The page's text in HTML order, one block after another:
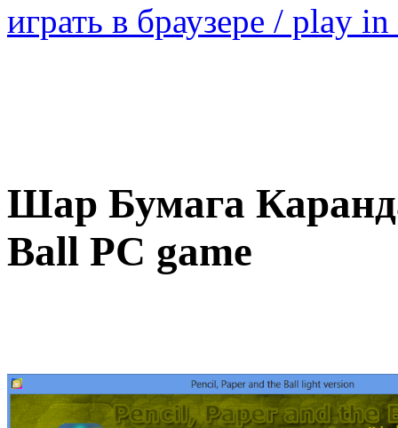
играть в браузере / play
Шар Бумага
Ball PC game